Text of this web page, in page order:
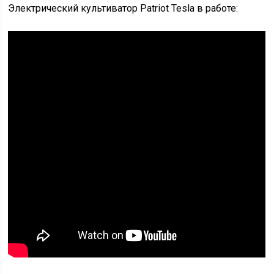
Электрический культиватор Patriot Tesla в работе: